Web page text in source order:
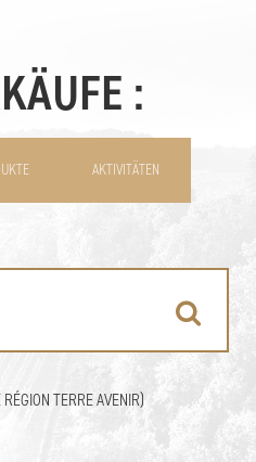
:
AKTIVITÄTEN
TERRE AVENIR)